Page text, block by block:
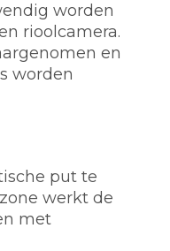
worden
rioolcamera.
en
worden
put te
werkt de
met